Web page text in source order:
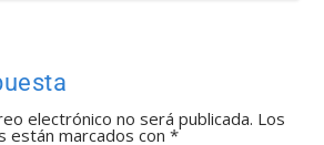
electrónico no será publicada. Los
están marcados con*